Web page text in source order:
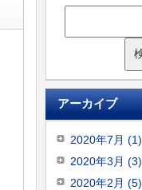
アーカイブ
2020年7月 (1)
2020年3月 (3)
2020年2月 (5)